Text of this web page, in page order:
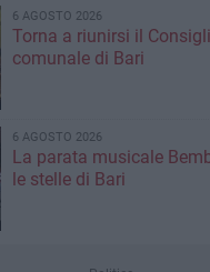
6 AGOSTO 2026
Torna a riunirsi il
comunale di Bari
6 AGOSTO 2026
La parata musicale
le stelle di Bari